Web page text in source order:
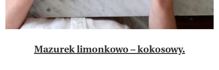
Mazurek limonkowo – kokosowy.